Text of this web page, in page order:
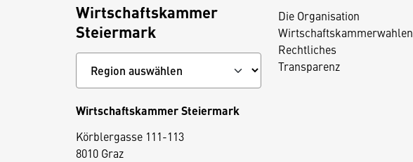
Die Organisation
Wirtschaftskammerwahlen
Rechtliches
Transparenz
Wirtschaftskammer
Steiermark
Wirtschaftskammer Steiermark
Körblergasse 111-113
8010 Graz